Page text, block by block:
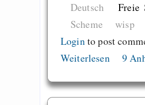
Deutsch Freie
Scheme
wisp
Loginto post
Weiterlesen
9